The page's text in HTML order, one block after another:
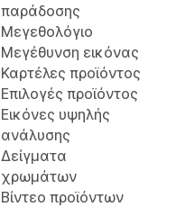
παράδοσης
Μεγεθολόγιο
Μεγέθυνση εικόνας
Καρτέλες προϊόντος
Επιλογές προϊόντος
Εικόνες υψηλής
ανάλυσης
Δείγματα
χρωμάτων
Βίντεο προϊόντων